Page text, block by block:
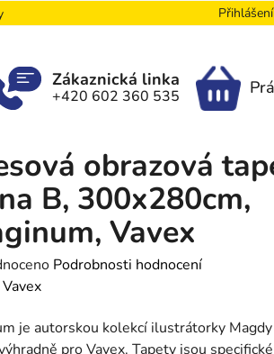
Přihlášení
NÁKUPNÍ
KOŠÍK
Zákaznická linka
+420 602 360 535
obrazová
B, 300x280cm,
Vavex
Podrobnosti hodnocení
Vavex
je autorskou kolekcí ilustrátorky
pro Vavex. Tapety jsou